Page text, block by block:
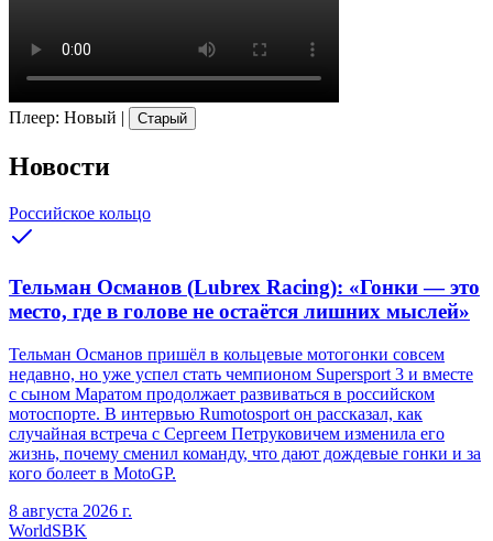
Плеер: Новый | Старый
Новости
Российское кольцо
Тельман Османов (Lubrex Racing): «Гонки — это
место, где в голове не остаётся лишних мыслей»
Тельман Османов пришёл в кольцевые мотогонки совсем
недавно, но уже успел стать чемпионом Supersport 3 и вместе
с сыном Маратом продолжает развиваться в российском
мотоспорте. В интервью Rumotosport он рассказал, как
случайная встреча с Сергеем Петруковичем изменила его
жизнь, почему сменил команду, что дают дождевые гонки и за
кого болеет в MotoGP.
8 августа 2026 г.
WorldSBK